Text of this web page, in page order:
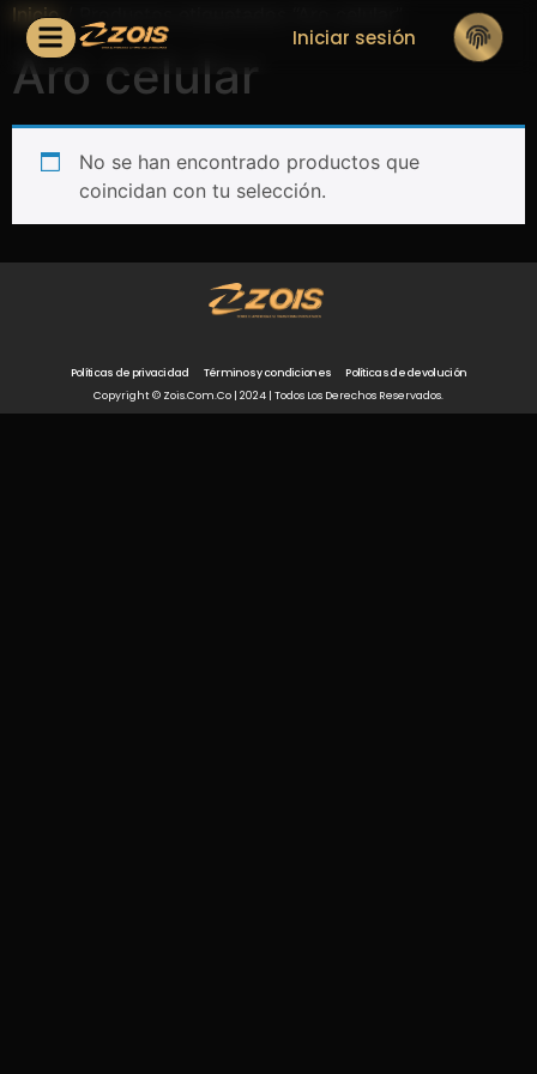
Iniciar sesión
Inicio/ Productos etiquetados “Aro celular”
Aro celular
No se han encontrado productos que
coincidan con tu selección.
Políticas de privacidad Términos y condiciones
Políticas de devolución
Copyright © Zois.com.co | 2024 | Todos Los Derechos Reservados.